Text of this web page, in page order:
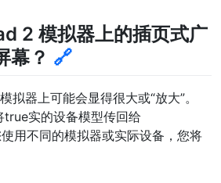
2 模拟器上的插页式广
幕？ 🔗
拟器上可能会显得很大或“放大”。
true实的设备模型传回给
用不同的模拟器或实际设备，您将